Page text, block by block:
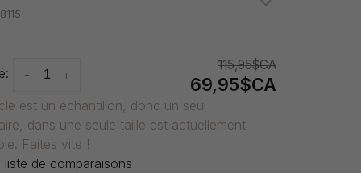
+
-
115,95$CA
69,95$CA
est un échantillon, donc un seul
dans une seule taille est actuellement
Faites vite !
liste de comparaisons